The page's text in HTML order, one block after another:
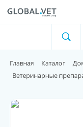
Для
Домашние
Главная Каталог
Ветеринарные